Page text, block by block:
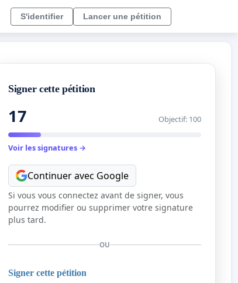
S'identifier Lancer une pétition
Signer cette pétition
17 Objectif: 100
Voir les signatures →
Continuer avec Google
Si vous vous connectez avant de signer, vous
pourrez modifier ou supprimer votre signature
plus tard.
OU
Signer cette pétition